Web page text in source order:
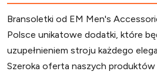
Bransoletki od EM Men's
Polsce unikatowe dodatki, które
uzupełnieniem stroju każdego
Szeroka oferta naszych produktów